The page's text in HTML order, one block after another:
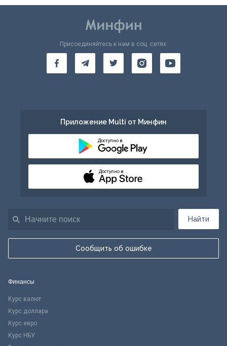
Найти
Сообщить об ошибке
Присоединяйтесь к нам в соц. сетях:
Приложение Multi от Минфин
Доступно в
Доступно в
Финансы
Курс валют
Курс доллара
Курс евро
Курс НБУ